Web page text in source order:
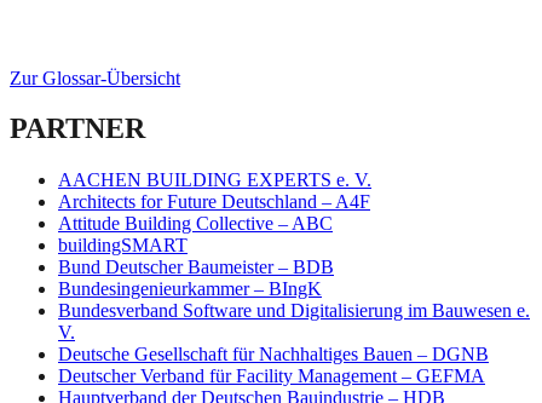
Zur Glossar-Übersicht
PARTNER
AACHEN BUILDING EXPERTS e. V.
Architects for Future Deutschland – A4F
Attitude Building Collective – ABC
buildingSMART
Bund Deutscher Baumeister – BDB
Bundesingenieurkammer – BIngK
Bundesverband Software und Digitalisierung im Bauwesen e.
V.
Deutsche Gesellschaft für Nachhaltiges Bauen – DGNB
Deutscher Verband für Facility Management – GEFMA
Hauptverband der Deutschen Bauindustrie – HDB